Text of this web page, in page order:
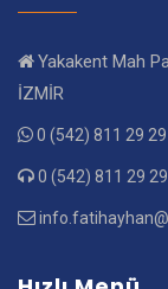
Yakakent Mah
İZMİR
0 (542) 811 29 29
0 (542) 811 29 29